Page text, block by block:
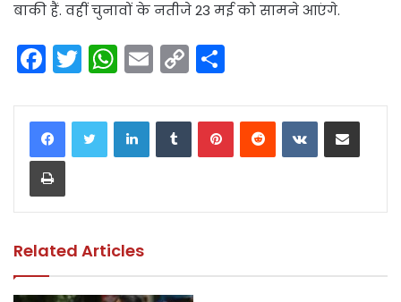
बाकी हैं. वहीं चुनावों के नतीजे 23 मई को सामने आएंगे.
F
c
e
b
o
k
T
itt
er
W
a
ts
p
E
ai
l
C
p
y
n
ar
e
LinkedInTumblrPinterestReddit VKontakteShare via Email
Print
Related Articles